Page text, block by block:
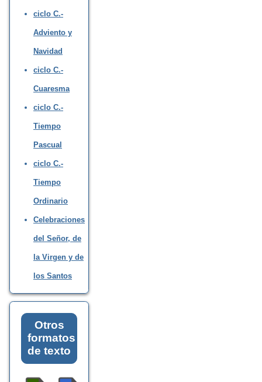
ciclo C.-
Adviento y
Navidad
ciclo C.-
Cuaresma
ciclo C.-
Tiempo
Pascual
ciclo C.-
Tiempo
Ordinario
Celebraciones
del Señor, de
la Virgen y de
los Santos
Otros
formatos
de texto